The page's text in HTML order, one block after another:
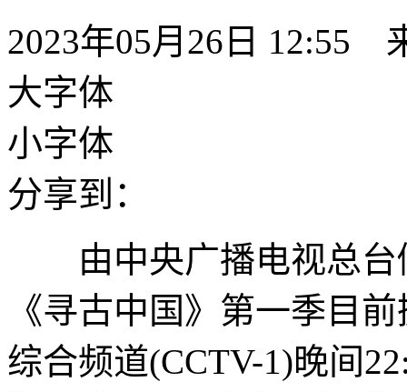
2023年05月26日 12:55
大字体
小字体
分享到：
由中央广播电视总台
《寻古中国》第一季目
综合频道(CCTV-1)晚间